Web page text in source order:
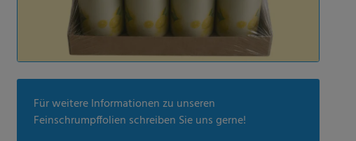
Für weitere Informationen zu unseren
Feinschrumpffolien schreiben Sie uns gerne!